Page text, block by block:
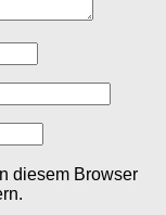
diesem Browser